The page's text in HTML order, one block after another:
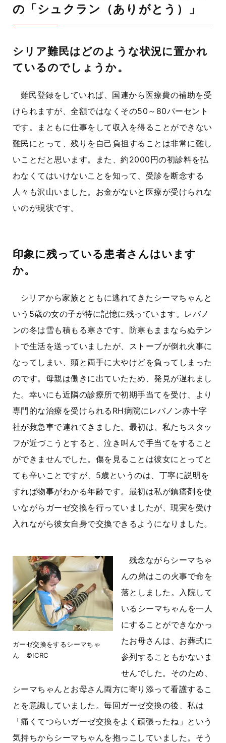
の「シュクラン（ありがとう）」
シリア難民はどのような状況に置かれ
ているのでしょうか。
難民登録をしていれば、国連から医療費の補助を受
けられますが、全額ではなくその50～80パーセント
です。まともに仕事をして収入を得ることができない
難民にとって、残りを自己負担することは非常に難し
いことだと思います。また、約2000円の初診料を払
わなくてはいけないことを知って、受診を断念する
人々も沢山いました。お金がないと医療が受けられな
いのが現状です。
印象に残っている患者さんはいます
か。
シリアから家族とともに逃れてきたシーマちゃんと
いう5歳の女の子が特に記憶に残っています。レバノ
ンの冬は雪も積もる寒さです。防寒もままならぬテン
トで生活を送っていましたが、ストーブが倒れ火事に
なってしまい、頭と両手に大やけどを負ってしまった
のです。母親は働きに出ていたため、発見が遅れまし
た。幸いにも近隣の診療所で初期手当てを受け、より
専門的な治療を受けられるRH病院にレバノン赤十字
社が救急車で連れてきました。最初は、私たちスタッ
フが近づこうとすると、泣き叫んで手当てをすること
ができませんでした。傷を見ることは彼女にとってと
ても辛いことですが、5歳というのは、丁寧に説明を
すれば物事がわかる年齢です。最初は私が鎮痛剤を使
いながらガーゼ交換を行っていましたが、現実を受け
入れながら彼女自身で交換できるようになりました。
ガーゼ交換をするシーマちゃ
ん ©ICRC
残念ながらシーマちゃ
んの弟はこの火事で命を
落としました。入院して
いるシーマちゃんを一人
にすることができなかっ
たお母さんは、お葬式に
参列することもかないま
せんでした。そのため、
シーマちゃんとお母さん両方に寄り添って看護するこ
とを意識していました。毎回ガーゼ交換の後、私は
「痛くてつらいガーゼ交換をよく頑張ったね」という
気持ちからシーマちゃんを抱っこしていました。そう